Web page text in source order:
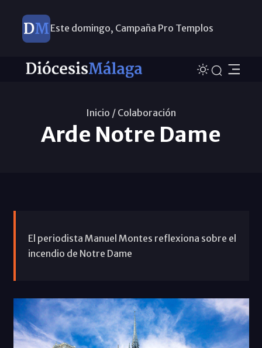
Este domingo, Campaña Pro Templos
Inicio / Colaboración
Arde Notre Dame
El periodista Manuel Montes reflexiona sobre el
incendio de Notre Dame